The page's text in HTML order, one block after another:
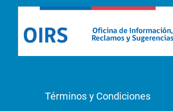
Términos y Condiciones